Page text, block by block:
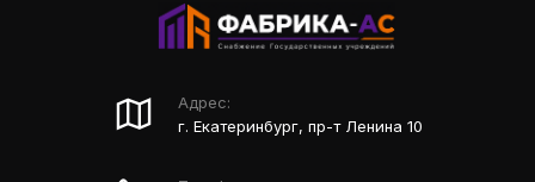
Адрес:
г. Екатеринбург, пр-т Ленина 10